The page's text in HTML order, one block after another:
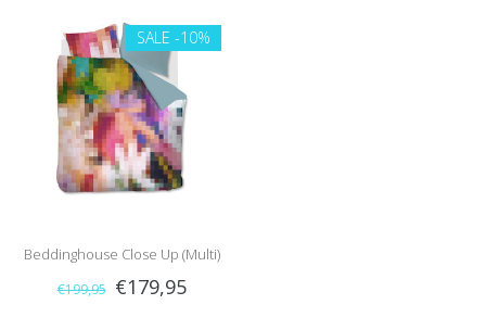
SALE -10%
Beddinghouse Close Up (Multi)
€199,95 €179,95